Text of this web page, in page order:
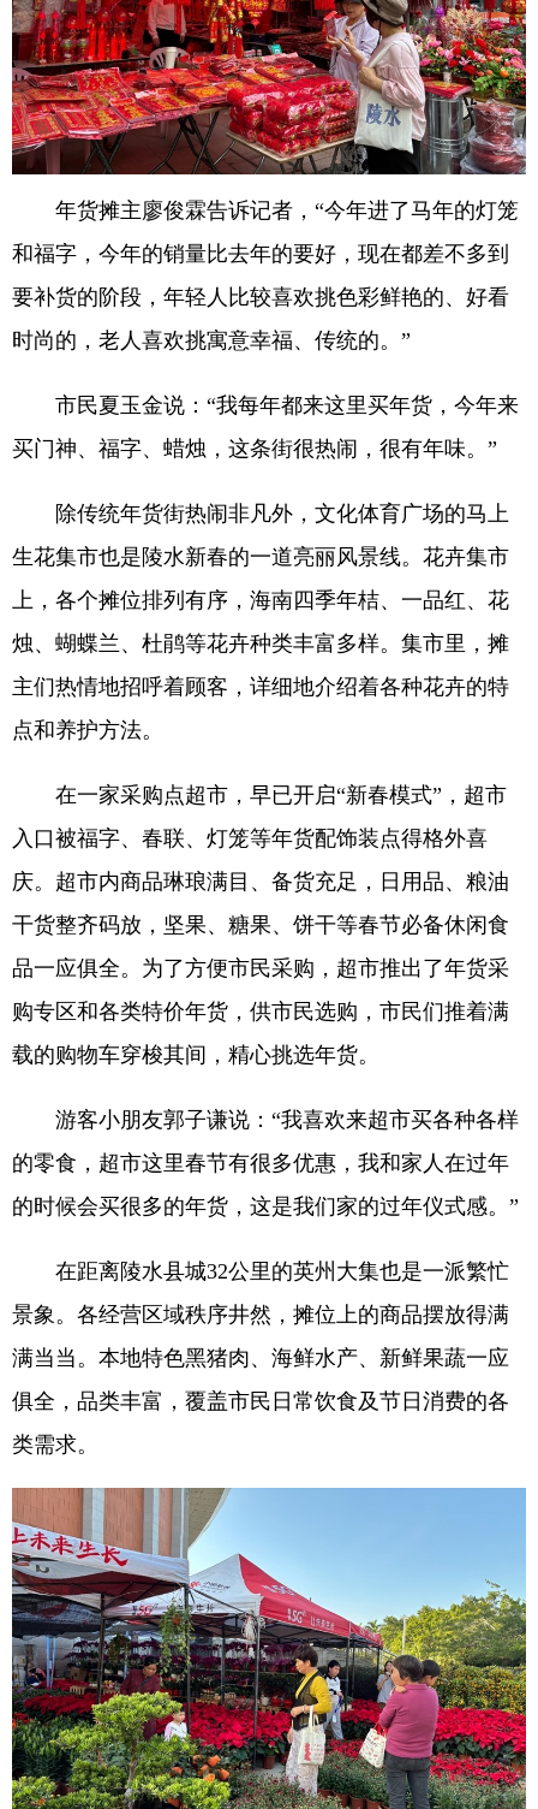
年货摊主廖俊霖告诉记者，“今年进了马年的灯笼
和福字，今年的销量比去年的要好，现在都差不多到
要补货的阶段，年轻人比较喜欢挑色彩鲜艳的、好看
时尚的，老人喜欢挑寓意幸福、传统的。”
市民夏玉金说：“我每年都来这里买年货，今年来
买门神、福字、蜡烛，这条街很热闹，很有年味。”
除传统年货街热闹非凡外，文化体育广场的马上
生花集市也是陵水新春的一道亮丽风景线。花卉集市
上，各个摊位排列有序，海南四季年桔、一品红、花
烛、蝴蝶兰、杜鹃等花卉种类丰富多样。集市里，摊
主们热情地招呼着顾客，详细地介绍着各种花卉的特
点和养护方法。
在一家采购点超市，早已开启“新春模式”，超市
入口被福字、春联、灯笼等年货配饰装点得格外喜
庆。超市内商品琳琅满目、备货充足，日用品、粮油
干货整齐码放，坚果、糖果、饼干等春节必备休闲食
品一应俱全。为了方便市民采购，超市推出了年货采
购专区和各类特价年货，供市民选购，市民们推着满
载的购物车穿梭其间，精心挑选年货。
游客小朋友郭子谦说：“我喜欢来超市买各种各样
的零食，超市这里春节有很多优惠，我和家人在过年
的时候会买很多的年货，这是我们家的过年仪式感。”
在距离陵水县城32公里的英州大集也是一派繁忙
景象。各经营区域秩序井然，摊位上的商品摆放得满
满当当。本地特色黑猪肉、海鲜水产、新鲜果蔬一应
俱全，品类丰富，覆盖市民日常饮食及节日消费的各
类需求。